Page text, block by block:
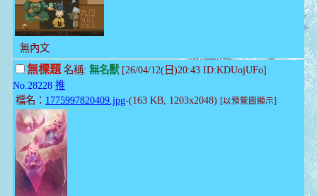
無內文
無標題名稱: 無名獸[26/04/12(日)20:43 ID:KDUojUFo]
No.28228 推
檔名： 1775997820409.jpg-(163 KB, 1203x2048) [以預覽圖顯示]